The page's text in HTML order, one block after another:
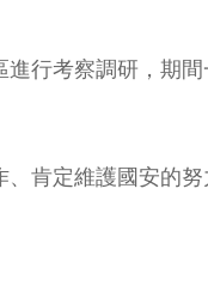
行考察調研，期
肯定維護國安的